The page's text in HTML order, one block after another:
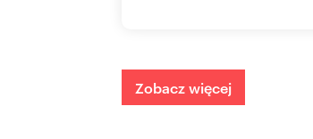
Zobacz więcej